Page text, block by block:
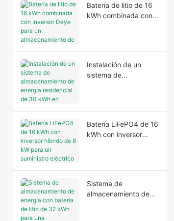
Batería de litio de 16
kWh combinada con
Instalación de un
sistema de
Batería LiFePO4 de 16
kWh con inversor
Sistema de
almacenamiento de